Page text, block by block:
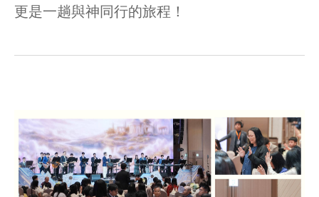
更是一趟與神同行的旅程！